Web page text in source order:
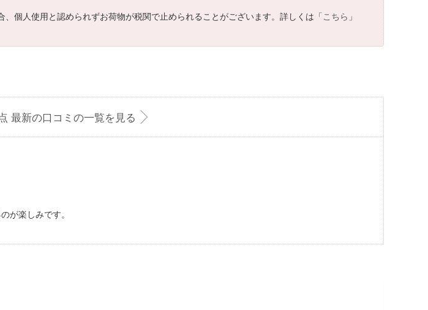
個人使用と認められずお荷物が税関で止められることがございます。詳しくは「こちら 」
最新の口コミの一覧を見る
が楽しみです。